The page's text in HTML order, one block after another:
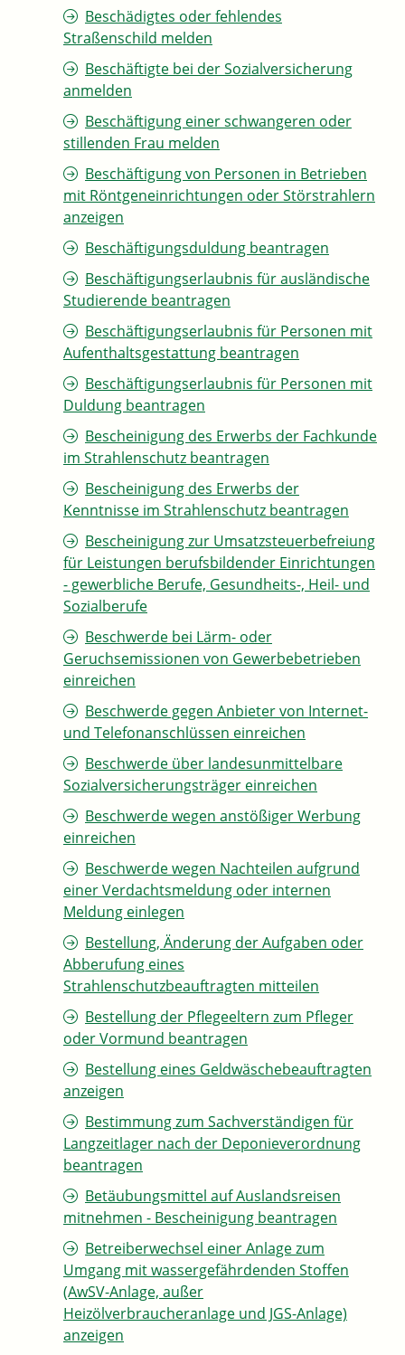
Beschädigtes oder fehlendes
Straßenschild melden
Beschäftigte bei der Sozialversicherung
anmelden
Beschäftigung einer schwangeren oder
stillenden Frau melden
Beschäftigung von Personen in Betrieben
mit Röntgeneinrichtungen oder Störstrahlern
anzeigen
Beschäftigungsduldung beantragen
Beschäftigungserlaubnis für ausländische
Studierende beantragen
Beschäftigungserlaubnis für Personen mit
Aufenthaltsgestattung beantragen
Beschäftigungserlaubnis für Personen mit
Duldung beantragen
Bescheinigung des Erwerbs der Fachkunde
im Strahlenschutz beantragen
Bescheinigung des Erwerbs der
Kenntnisse im Strahlenschutz beantragen
Bescheinigung zur Umsatzsteuerbefreiung
für Leistungen berufsbildender Einrichtungen
- gewerbliche Berufe, Gesundheits-, Heil- und
Sozialberufe
Beschwerde bei Lärm- oder
Geruchsemissionen von Gewerbebetrieben
einreichen
Beschwerde gegen Anbieter von Internet-
und Telefonanschlüssen einreichen
Beschwerde über landesunmittelbare
Sozialversicherungsträger einreichen
Beschwerde wegen anstößiger Werbung
einreichen
Beschwerde wegen Nachteilen aufgrund
einer Verdachtsmeldung oder internen
Meldung einlegen
Bestellung, Änderung der Aufgaben oder
Abberufung eines
Strahlenschutzbeauftragten mitteilen
Bestellung der Pflegeeltern zum Pfleger
oder Vormund beantragen
Bestellung eines Geldwäschebeauftragten
anzeigen
Bestimmung zum Sachverständigen für
Langzeitlager nach der Deponieverordnung
beantragen
Betäubungsmittel auf Auslandsreisen
mitnehmen - Bescheinigung beantragen
Betreiberwechsel einer Anlage zum
Umgang mit wassergefährdenden Stoffen
(AwSV-Anlage, außer
Heizölverbraucheranlage und JGS-Anlage)
anzeigen